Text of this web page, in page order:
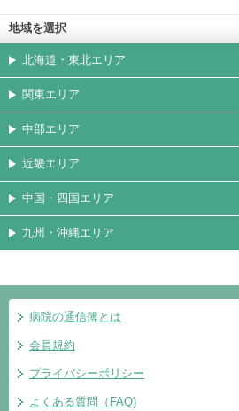
地域を選択
北海道・東北エリア
関東エリア
中部エリア
近畿エリア
中国・四国エリア
九州・沖縄エリア
病院の通信簿とは
会員規約
プライバシーポリシー
よくある質問（FAQ)